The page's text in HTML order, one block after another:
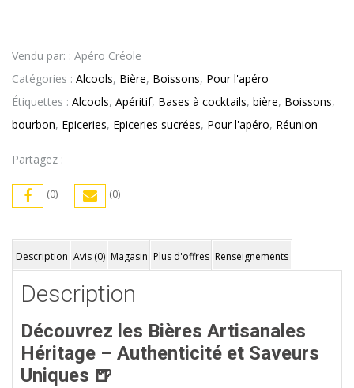
de
6
–
5°
Vendu par: : Apéro Créole
Catégories : Alcools, Bière, Boissons, Pour l'apéro
Étiquettes : Alcools, Apéritif, Bases à cocktails, bière, Boissons,
bourbon, Epiceries, Epiceries sucrées, Pour l'apéro, Réunion
Partagez :
(0) (0)
Description Avis (0) Magasin Plus d'offres Renseignements
Description
Découvrez les Bières Artisanales
Héritage – Authenticité et Saveurs
Uniques 🍺